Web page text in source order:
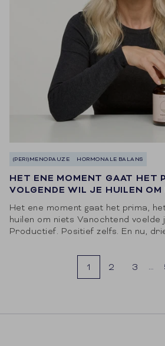
(PERI)MENOPAUZE HORMONALE BALANS
HET ENE MOMENT GAAT HET
VOLGENDE WIL JE HUILEN OM
Het ene moment gaat het prima,
huilen om niets Vanochtend voelde
Productief. Positief zelfs. En nu,
1 2 3 …